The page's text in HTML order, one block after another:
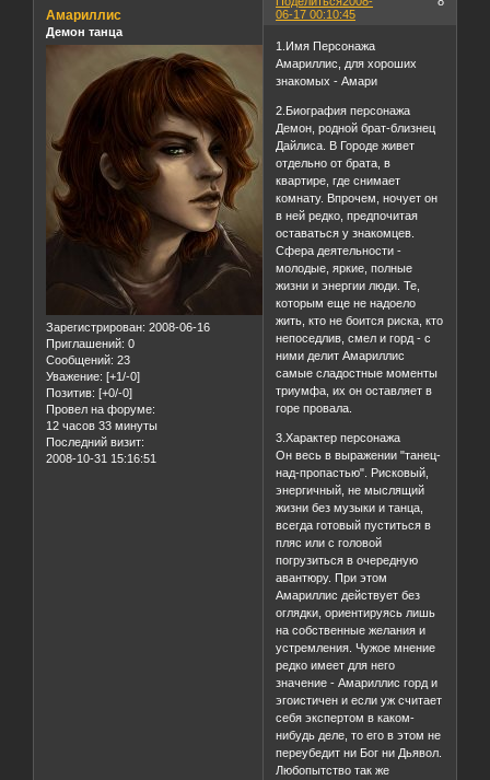
06-17 00:10:45
Амариллис
Демон танца
Зарегистрирован: 2008-06-16
Приглашений: 0
Сообщений: 23
Уважение: [+1/-0]
Позитив: [+0/-0]
Провел на форуме:
12 часов 33 минуты
Последний визит:
2008-10-31 15:16:51
1.Имя Персонажа
Амариллис, для хороших
знакомых - Амари
2.Биография персонажа
Демон, родной брат-близнец
Дайлиса. В Городе живет
отдельно от брата, в
квартире, где снимает
комнату. Впрочем, ночует он
в ней редко, предпочитая
оставаться у знакомцев.
Сфера деятельности -
молодые, яркие, полные
жизни и энергии люди. Те,
которым еще не надоело
жить, кто не боится риска, кто
непоседлив, смел и горд - с
ними делит Амариллис
самые сладостные моменты
триумфа, их он оставляет в
горе провала.
3.Характер персонажа
Он весь в выражении "танец-
над-пропастью". Рисковый,
энергичный, не мыслящий
жизни без музыки и танца,
всегда готовый пуститься в
пляс или с головой
погрузиться в очередную
авантюру. При этом
Амариллис действует без
оглядки, ориентируясь лишь
на собственные желания и
устремления. Чужое мнение
редко имеет для него
значение - Амариллис горд и
эгоистичен и если уж считает
себя экспертом в каком-
нибудь деле, то его в этом не
переубедит ни Бог ни Дьявол.
Любопытство так же